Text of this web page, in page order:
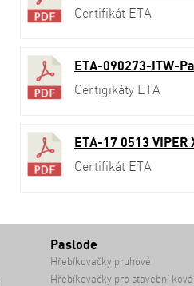
Certifikát ETA
ETA-090273-ITW-
Certigikáty ETA
ETA-17 0513 VIPER
Certifikát ETA
Paslode
Hřebíkovačky pruhové
Hřebíkovačky pro stavební